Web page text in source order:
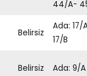
44/A-
Belirsiz
Ada: 17/
17/B
Belirsiz Ada: 9/A